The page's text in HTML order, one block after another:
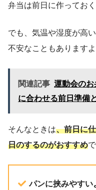
弁当は前日に作ってお
でも、気温や湿度が高
不安なこともありますよ
関連記事 運動会のお
に合わせる前日準備
そんなときは、前日に
日のするのがおすすめ
パンに挟みやすい